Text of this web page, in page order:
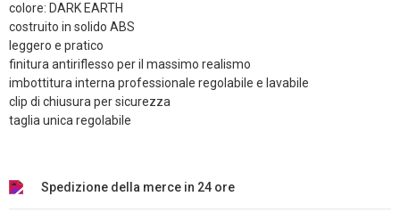
colore: DARK EARTH
costruito in solido ABS
leggero e pratico
finitura antiriflesso per il massimo realismo
imbottitura interna professionale regolabile e lavabile
clip di chiusura per sicurezza
taglia unica regolabile
Spedizione della merce in 24 ore